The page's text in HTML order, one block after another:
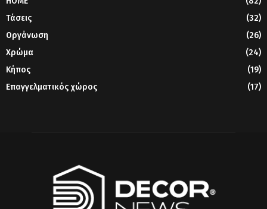
Τάσεις
(32)
Οργάνωση
(26)
Χρώμα
(24)
Κήπος
(19)
Επαγγελματικός χώρος
(17)